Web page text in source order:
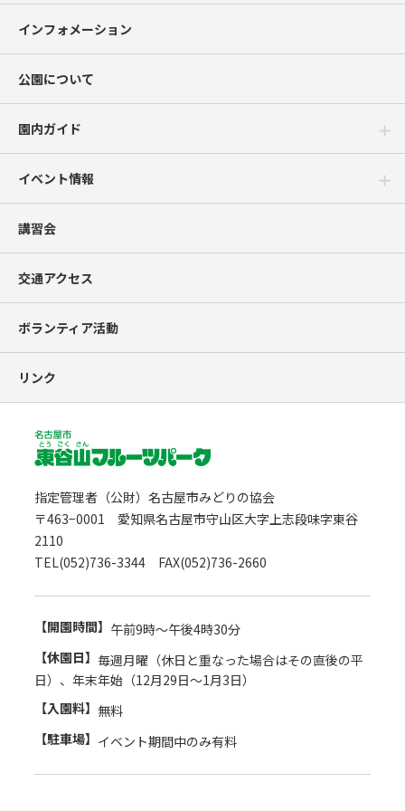
インフォメーション
公園について
園内ガイド
イベント情報
講習会
交通アクセス
ボランティア活動
リンク
指定管理者（公財）名古屋市みどりの協会
〒463−0001 愛知県名古屋市守山区大字上志段味字東谷
2110
TEL(052)736-3344 FAX(052)736-2660
【開園時間】 午前9時～午後4時30分
【休園日】 毎週月曜（休日と重なった場合はその直後の平
日）、年末年始（12月29日～1月3日）
【入園料】 無料
【駐車場】 イベント期間中のみ有料